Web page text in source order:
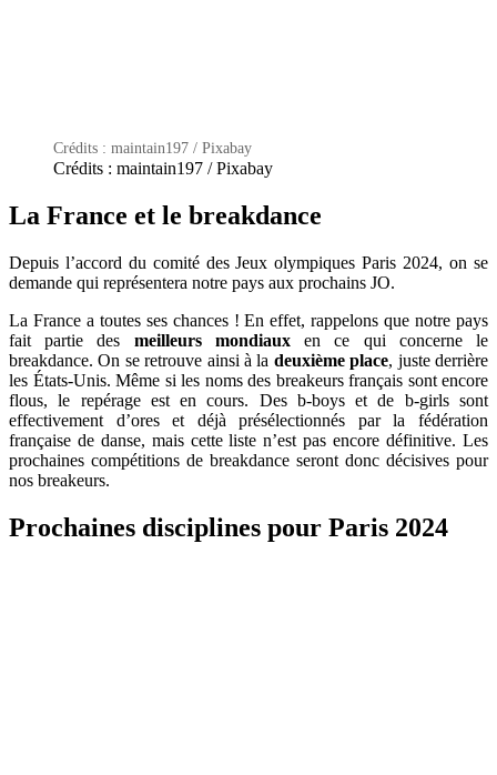
Crédits : maintain197 / Pixabay
Crédits : maintain197 / Pixabay
La France et le breakdance
Depuis l’accord du comité des Jeux olympiques Paris 2024, on se
demande qui représentera notre pays aux prochains JO.
La France a toutes ses chances ! En effet, rappelons que notre pays
fait partie des meilleurs mondiauxen ce qui concerne le
breakdance. On se retrouve ainsi à la deuxième place, juste derrière
les États-Unis. Même si les noms des breakeursfrançais sont encore
flous, le repérage est en cours. Des b-boys et de b-girls sont
effectivement d’ores et déjà présélectionnés par la fédération
française de danse, mais cette liste n’est pas encore définitive. Les
prochaines compétitions de breakdance seront donc décisives pour
nos breakeurs.
Prochaines disciplines pour Paris 2024